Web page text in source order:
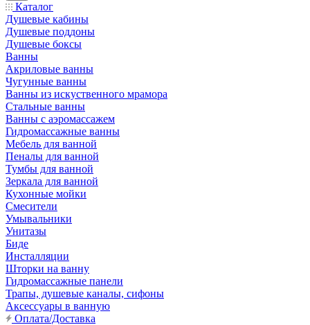
Каталог
Душевые кабины
Душевые поддоны
Душевые боксы
Ванны
Акриловые ванны
Чугунные ванны
Ванны из искуственного мрамора
Стальные ванны
Ванны с аэромассажем
Гидромассажные ванны
Мебель для ванной
Пеналы для ванной
Тумбы для ванной
Зеркала для ванной
Кухонные мойки
Смесители
Умывальники
Унитазы
Биде
Инсталляции
Шторки на ванну
Гидромассажные панели
Трапы, душевые каналы, сифоны
Аксессуары в ванную
Оплата/Доставка